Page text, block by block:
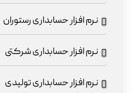
نرم افزار حسابداری رستوران
نرم افزار حسابداری شرکتی
نرم افزار حسابداری تولیدی